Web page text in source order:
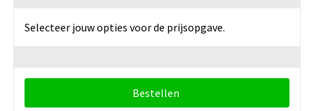
Selecteer jouw opties voor de prijsopgave.
Bestellen